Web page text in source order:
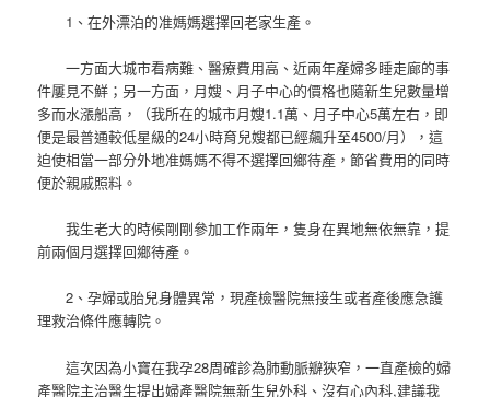
1、在外漂泊的准媽媽選擇回老家生產。
一方面大城市看病難、醫療費用高、近兩年產婦多睡走廊的事
件屢見不鮮；另一方面，月嫂、月子中心的價格也隨新生兒數量增
多而水漲船高，（我所在的城市月嫂1.1萬、月子中心5萬左右，即
便是最普通較低星級的24小時育兒嫂都已經飆升至4500/月），這
迫使相當一部分外地准媽媽不得不選擇回鄉待產，節省費用的同時
便於親戚照料。
我生老大的時候剛剛參加工作兩年，隻身在異地無依無靠，提
前兩個月選擇回鄉待產。
2、孕婦或胎兒身體異常，現產檢醫院無接生或者產後應急護
理救治條件應轉院。
這次因為小寶在我孕28周確診為肺動脈瓣狹窄，一直產檢的婦
產醫院主治醫生提出婦產醫院無新生兒外科、沒有心內科,建議我